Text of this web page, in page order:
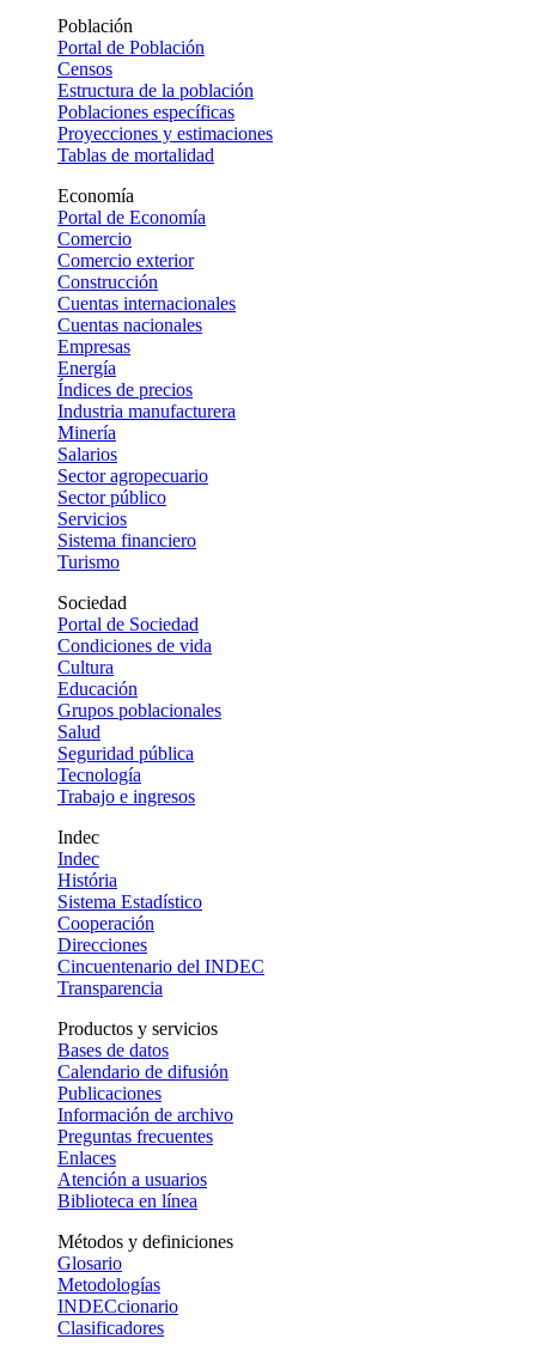
Población
Portal de Población
Censos
Estructura de la población
Poblaciones específicas
Proyecciones y estimaciones
Tablas de mortalidad
Economía
Portal de Economía
Comercio
Comercio exterior
Construcción
Cuentas internacionales
Cuentas nacionales
Empresas
Energía
Índices de precios
Industria manufacturera
Minería
Salarios
Sector agropecuario
Sector público
Servicios
Sistema financiero
Turismo
Sociedad
Portal de Sociedad
Condiciones de vida
Cultura
Educación
Grupos poblacionales
Salud
Seguridad pública
Tecnología
Trabajo e ingresos
Indec
Indec
História
Sistema Estadístico
Cooperación
Direcciones
Cincuentenario del INDEC
Transparencia
Productos y servicios
Bases de datos
Calendario de difusión
Publicaciones
Información de archivo
Preguntas frecuentes
Enlaces
Atención a usuarios
Biblioteca en línea
Métodos y definiciones
Glosario
Metodologías
INDECcionario
Clasificadores